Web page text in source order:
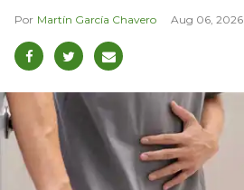
Martín García Chavero Aug 06, 2026